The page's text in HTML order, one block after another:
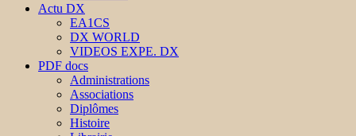
Actu DX
EA1CS
DX WORLD
VIDEOS EXPE. DX
PDF docs
Administrations
Associations
Diplômes
Histoire